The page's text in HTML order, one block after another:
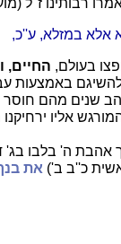
רבותינו ז''ל
אלא במזלא, ע''כ,
בעולם, החיים,
באמצעות
שנים מהם חוסר
אליו
אהבת ה' בלבו
כ''ב ב') את